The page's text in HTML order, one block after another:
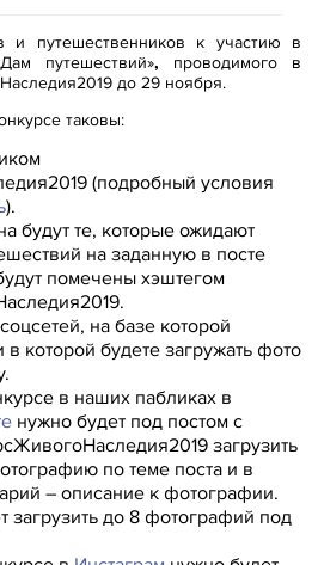
и путешественников к участию в
путешествий», проводимого в
до 29 ноября.
таковы:
(подробный условия
).
будут те, которые ожидают
на заданную в посте
помечены хэштегом
на базе которой
которой будете загружать фото
в наших пабликах в
нужно будет под постом с
загрузить
по теме поста и в
– описание к фотографии.
загрузить до 8 фотографий под